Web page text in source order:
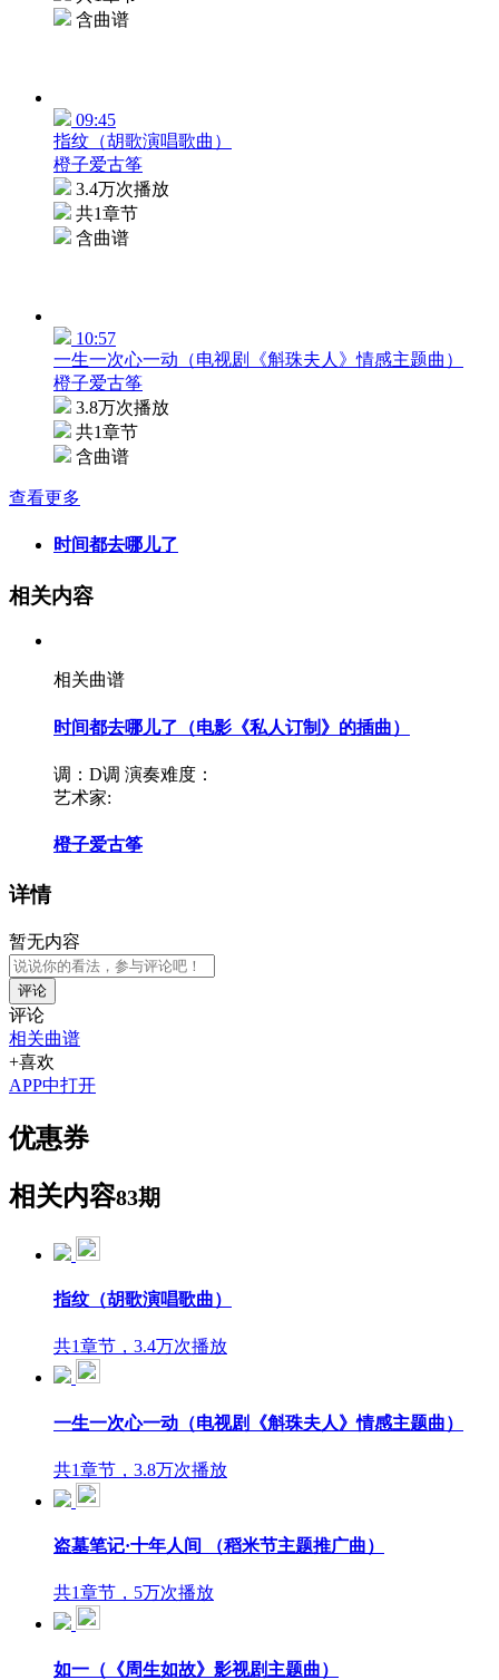
含曲谱
09:45
指纹（胡歌演唱歌曲）
橙子爱古筝
3.4万次播放
共1章节
含曲谱
10:57
一生一次心一动（电视剧《斛珠夫人》情感主题曲）
橙子爱古筝
3.8万次播放
共1章节
含曲谱
查看更多
时间都去哪儿了
相关内容
相关曲谱
时间都去哪儿了（电影《私人订制》的插曲）
调：D调 演奏难度：
艺术家:
橙子爱古筝
详情
暂无内容
评论
评论
相关曲谱
+喜欢
APP中打开
优惠券
相关内容83期
指纹（胡歌演唱歌曲）
共1章节，3.4万次播放
一生一次心一动（电视剧《斛珠夫人》情感主题曲）
共1章节，3.8万次播放
盗墓笔记·十年人间 （稻米节主题推广曲）
共1章节，5万次播放
如一（《周生如故》影视剧主题曲）